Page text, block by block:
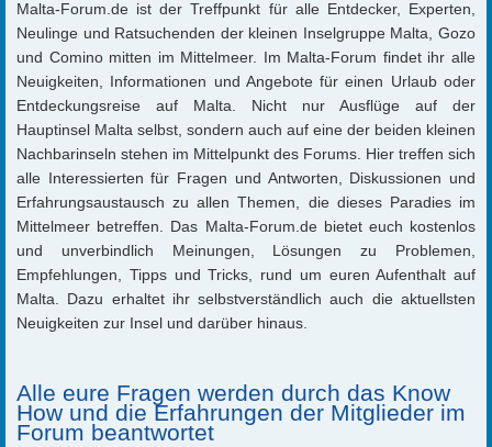
Malta-Forum.de ist der Treffpunkt für alle Entdecker, Experten,
Neulinge und Ratsuchenden der kleinen Inselgruppe Malta, Gozo
und Comino mitten im Mittelmeer. Im Malta-Forum findet ihr alle
Neuigkeiten, Informationen und Angebote für einen Urlaub oder
Entdeckungsreise auf Malta. Nicht nur Ausflüge auf der
Hauptinsel Malta selbst, sondern auch auf eine der beiden kleinen
Nachbarinseln stehen im Mittelpunkt des Forums. Hier treffen sich
alle Interessierten für Fragen und Antworten, Diskussionen und
Erfahrungsaustausch zu allen Themen, die dieses Paradies im
Mittelmeer betreffen. Das Malta-Forum.de bietet euch kostenlos
und unverbindlich Meinungen, Lösungen zu Problemen,
Empfehlungen, Tipps und Tricks, rund um euren Aufenthalt auf
Malta. Dazu erhaltet ihr selbstverständlich auch die aktuellsten
Neuigkeiten zur Insel und darüber hinaus.
Alle eure Fragen werden durch das Know
How und die Erfahrungen der Mitglieder im
Forum beantwortet